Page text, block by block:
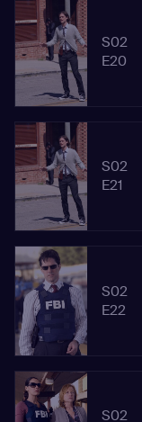
S02
E20
S02
E21
S02
E22
S02